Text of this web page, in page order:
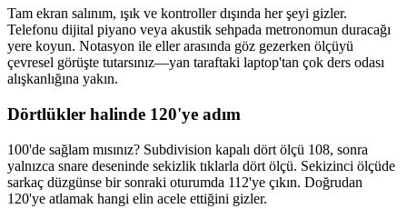
Tam ekran salınım, ışık ve kontroller dışında her şeyi gizler.
Telefonu dijital piyano veya akustik sehpada metronomun duracağı
yere koyun. Notasyon ile eller arasında göz gezerken ölçüyü
çevresel görüşte tutarsınız—yan taraftaki laptop'tan çok ders odası
alışkanlığına yakın.
Dörtlükler halinde 120'ye adım
100'de sağlam mısınız? Subdivision kapalı dört ölçü 108, sonra
yalnızca snare deseninde sekizlik tıklarla dört ölçü. Sekizinci ölçüde
sarkaç düzgünse bir sonraki oturumda 112'ye çıkın. Doğrudan
120'ye atlamak hangi elin acele ettiğini gizler.